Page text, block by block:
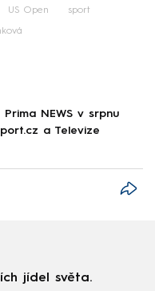
US Open sport
NEWS v srpnu
a Televize
jídel světa.